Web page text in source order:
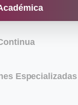
Especializadas